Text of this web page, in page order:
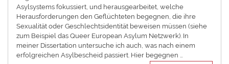
Asylsystems fokussiert, und herausgearbeitet, welche
Herausforderungen den Geflüchteten begegnen, die ihre
Sexualität oder Geschlechtsidentität beweisen müssen (siehe
zum Beispiel das Queer European Asylum Netzwerk). In
meiner Dissertation untersuche ich auch, was nach einem
erfolgreichen Asylbescheid passiert. Hier begegnen …